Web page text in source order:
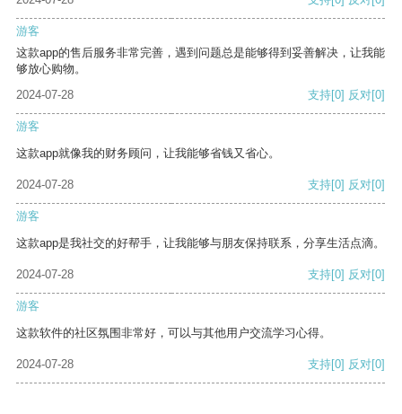
游客
这款app的售后服务非常完善，遇到问题总是能够得到妥善解决，让我能
够放心购物。
2024-07-28
支持[0] 反对[0]
游客
这款app就像我的财务顾问，让我能够省钱又省心。
2024-07-28 支持[0] 反对[0]
游客
这款app是我社交的好帮手，让我能够与朋友保持联系，分享生活点滴。
2024-07-28 支持[0] 反对[0]
游客
这款软件的社区氛围非常好，可以与其他用户交流学习心得。
2024-07-28 支持[0] 反对[0]